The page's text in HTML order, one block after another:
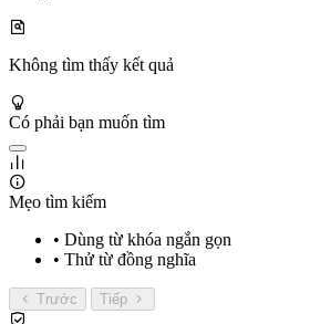
Không tìm thấy kết quả
Có phải bạn muốn tìm
Mẹo tìm kiếm
• Dùng từ khóa ngắn gọn
• Thử từ đồng nghĩa
Trước Tiếp